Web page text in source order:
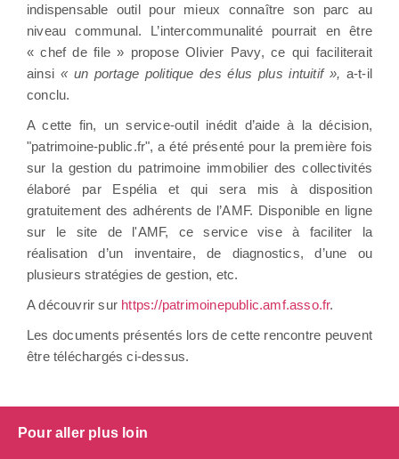
indispensable outil pour mieux connaître son parc au
niveau communal. L’intercommunalité pourrait en être
« chef de file » propose Olivier Pavy, ce qui faciliterait
ainsi « un portage politique des élus plus intuitif », a-t-il
conclu.
A cette fin, un service-outil inédit d’aide à la décision,
"patrimoine-public.fr", a été présenté pour la première fois
sur la gestion du patrimoine immobilier des collectivités
élaboré par Espélia et qui sera mis à disposition
gratuitement des adhérents de l’AMF. Disponible en ligne
sur le site de l'AMF, ce service vise à faciliter la
réalisation d’un inventaire, de diagnostics, d’une ou
plusieurs stratégies de gestion, etc.
A découvrir sur https://patrimoinepublic.amf.asso.fr.
Les documents présentés lors de cette rencontre peuvent
être téléchargés ci-dessus.
Pour aller plus loin